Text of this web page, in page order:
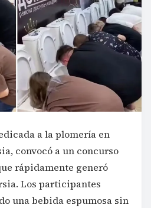
a la plomería en
convocó a un concurso
rápidamente generó
Los participantes
una bebida espumosa sin